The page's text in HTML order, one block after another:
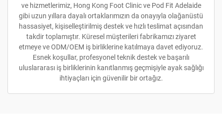
ve hizmetlerimiz, Hong Kong Foot Clinic ve Pod Fit Adelaide
gibi uzun yıllara dayalı ortaklarımızın da onayıyla olağanüstü
hassasiyet, kişiselleştirilmiş destek ve hızlı teslimat açısından
takdir toplamıştır. Küresel müşterileri fabrikamızı ziyaret
etmeye ve ODM/OEM iş birliklerine katılmaya davet ediyoruz.
Esnek koşullar, profesyonel teknik destek ve başarılı
uluslararası iş birliklerinin kanıtlanmış geçmişiyle ayak sağlığı
ihtiyaçları için güvenilir bir ortağız.